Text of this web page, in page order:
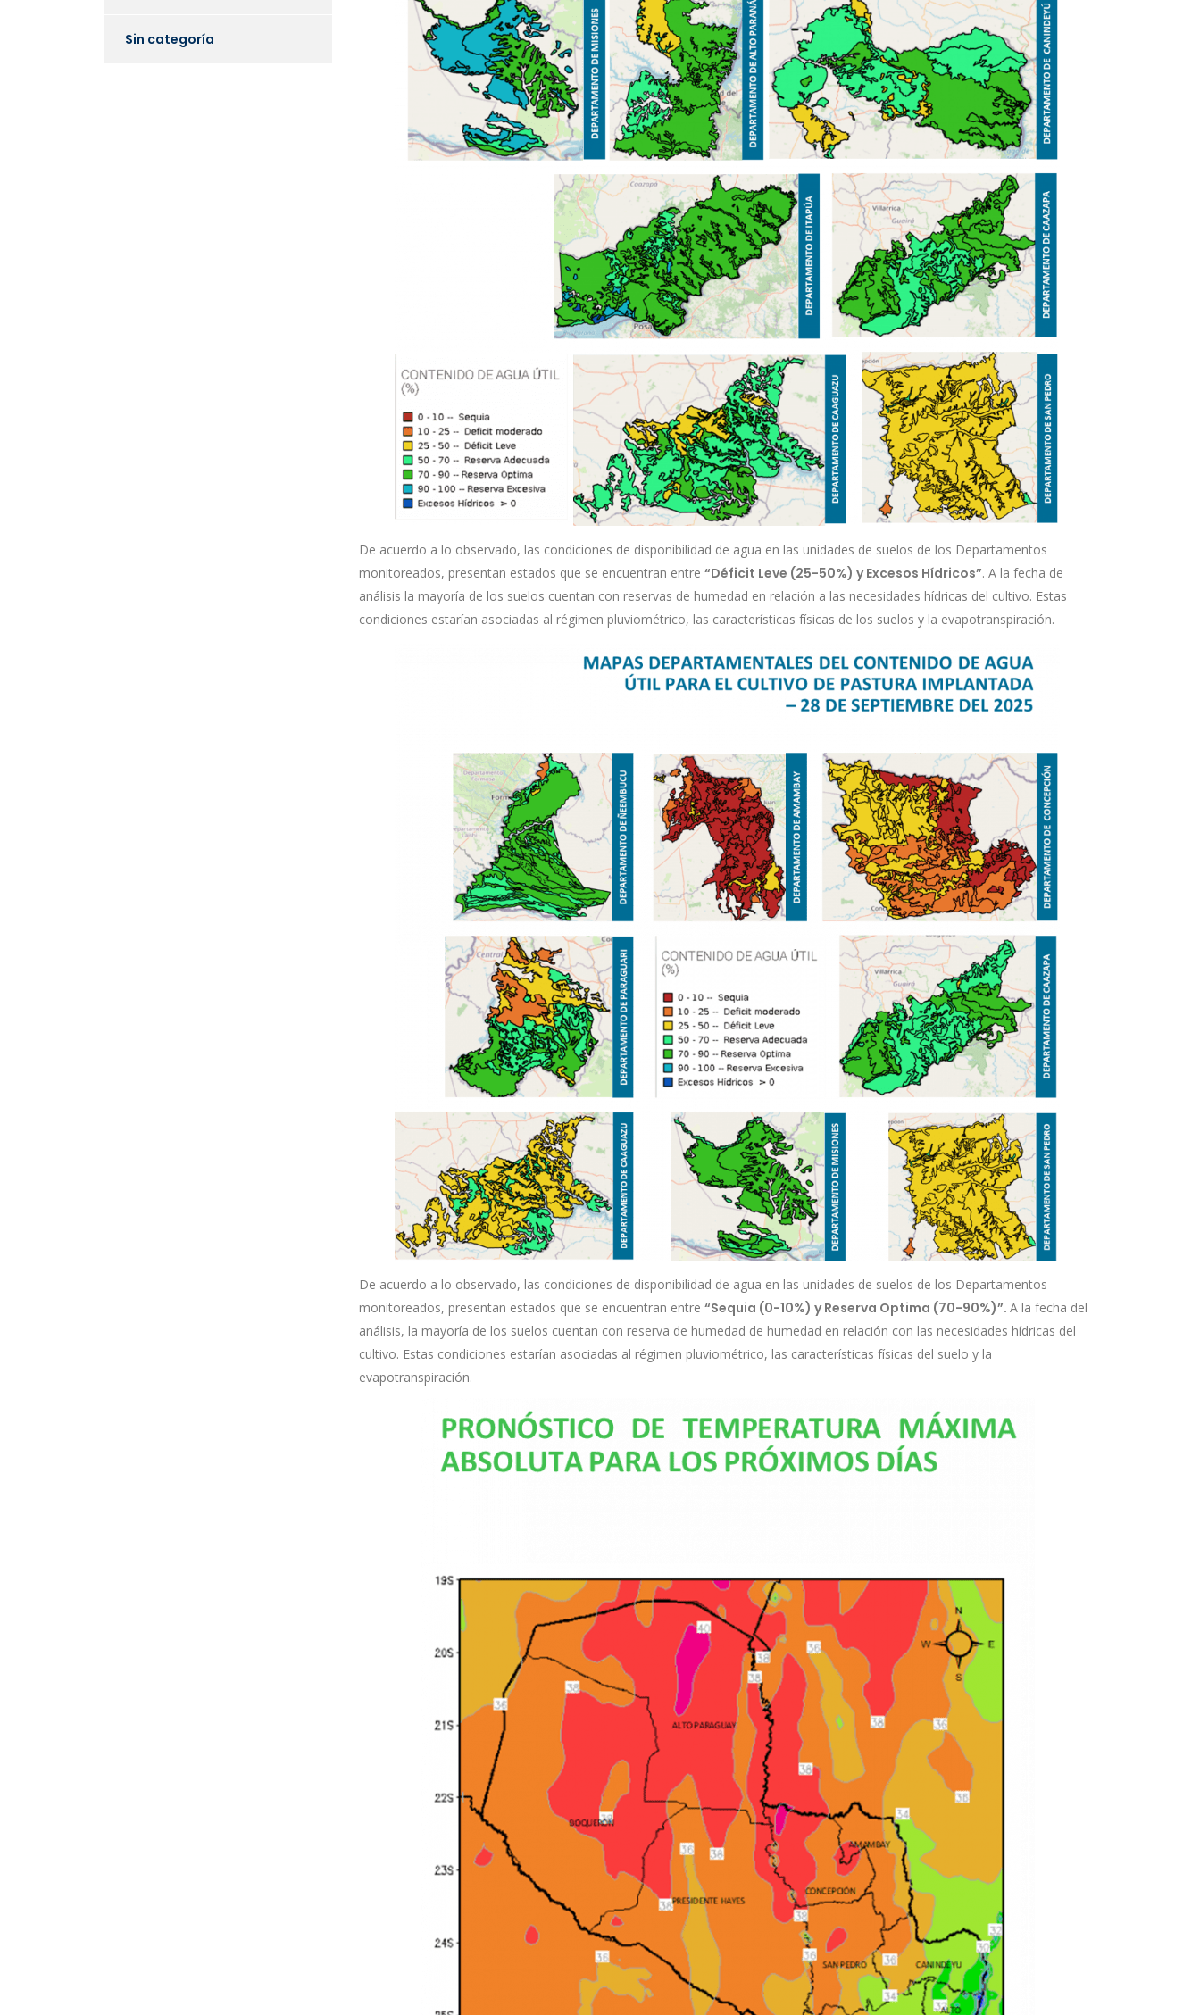
De acuerdo a lo observado, las condiciones de disponibilidad de agua en las unidades de suelos de los Departamentos
monitoreados, presentan estados que se encuentran entre “Déficit Leve (25-50%) y Excesos Hídricos”. A la fecha de
análisis la mayoría de los suelos cuentan con reservas de humedad en relación a las necesidades hídricas del cultivo. Estas
condiciones estarían asociadas al régimen pluviométrico, las características físicas de los suelos y la evapotranspiración.
De acuerdo a lo observado, las condiciones de disponibilidad de agua en las unidades de suelos de los Departamentos
monitoreados, presentan estados que se encuentran entre “Sequia (0-10%) y Reserva Optima (70-90%)”. A la fecha del
análisis, la mayoría de los suelos cuentan con reserva de humedad de humedad en relación con las necesidades hídricas del
cultivo. Estas condiciones estarían asociadas al régimen pluviométrico, las características físicas del suelo y la
evapotranspiración.
Sin categoría